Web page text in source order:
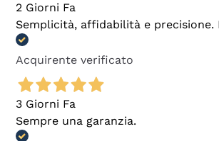
2 Giorni Fa
Semplicità, affidabilità e
Acquirente verificato
3 Giorni Fa
Sempre una garanzia.